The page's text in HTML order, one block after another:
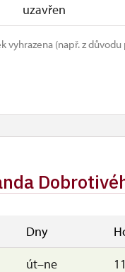
uzavřen
vyhrazena (např. z
Dny
út–ne